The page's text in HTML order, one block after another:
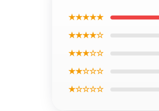
★★★★★
★★★★☆
★★★☆☆
★★☆☆☆
★☆☆☆☆